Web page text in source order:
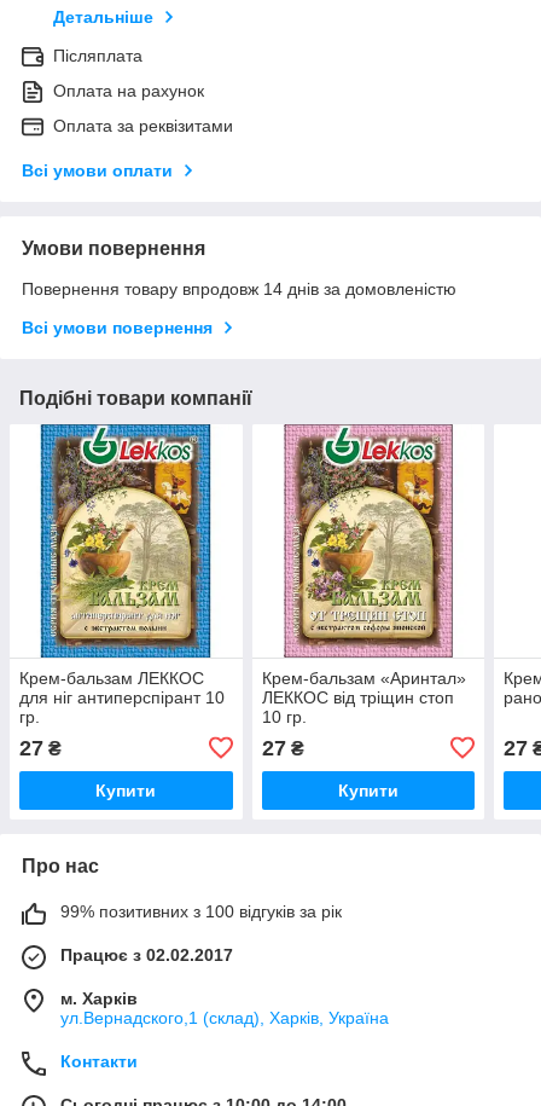
Детальніше
Післяплата
Оплата на рахунок
Оплата за реквізитами
Всі умови оплати
Умови повернення
Повернення товару впродовж 14 днів за домовленістю
Всі умови повернення
Подібні товари компанії
Крем-бальзам ЛЕККОС
для ніг антиперспірант 10
гр.
27 ₴
Купити
Крем-бальзам «Аринтал»
ЛЕККОС від тріщин стоп
10 гр.
27₴
Купити
27
Про нас
99% позитивних з 100 відгуків за рік
Працює з 02.02.2017
м. Харків
ул.Вернадского,1 (склад), Харків, Україна
Контакти